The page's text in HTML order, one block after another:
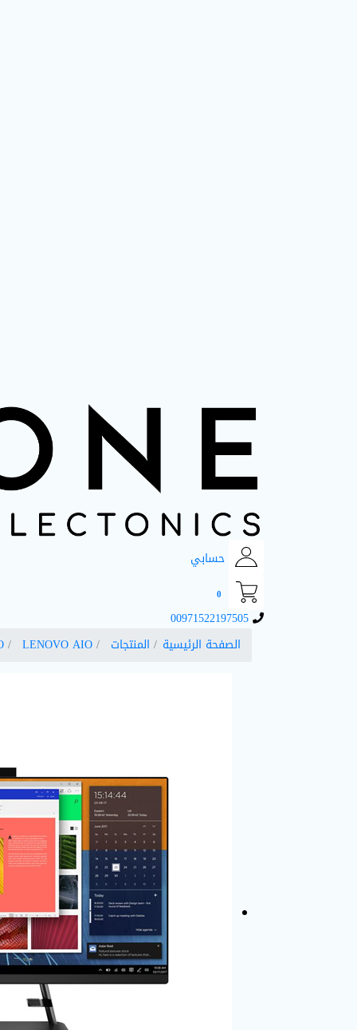
حسابي
0
00971522197505
الصفحة الرئيسية
المنتجات LENOVO AIO